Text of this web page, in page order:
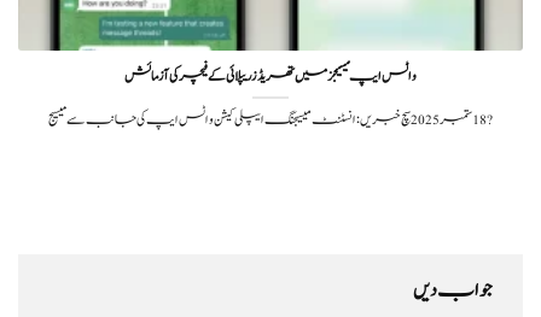
واٹس ایپ میسیجز میں تھریڈز ریپلائی کے فیچر کی آزمائش
?️ 18 ستمبر 2025سچ خبریں: انسٹنٹ میسیجنگ ایپلی کیشن واٹس ایپ کی جانب سے میسیج
جواب دیں